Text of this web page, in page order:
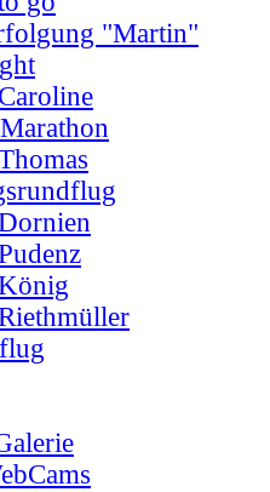
"Martin"